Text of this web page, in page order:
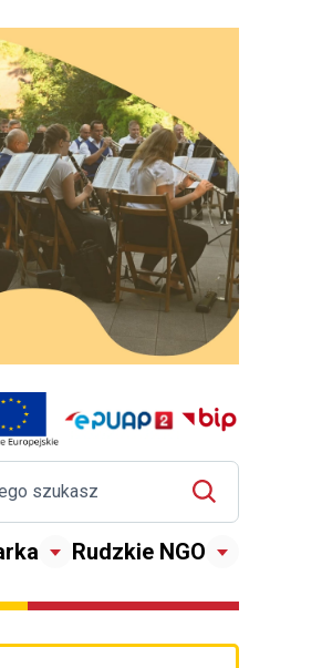
Rudzkie NGO